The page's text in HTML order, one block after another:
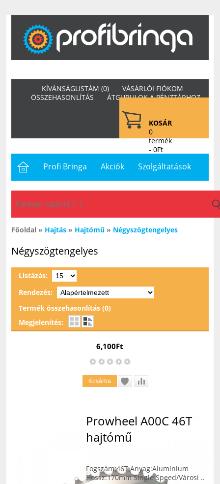
KOSÁR
0
termék
- 0Ft
KÍVÁNSÁGLISTÁM (0)
VÁSÁRLÓI FIÓKOM
ÖSSZEHASONLÍTÁS
ÁTGURULOK A PÉNZTÁRHOZ
Profi Bringa Akciók Szolgáltatások
Letöltések Hasznos Hírek
Főoldal » Hajtás » Hajtómű » Négyszögtengelyes
Négyszögtengelyes
Listázás:
Rendezés:
Termék összehasonlítás (0)
Megjelenítés:
6,100Ft
Prowheel A00C 46T
hajtómű
Fogszám:46T Anyag:Alumínium
Hossz:170mm Single Speed/Városi ..